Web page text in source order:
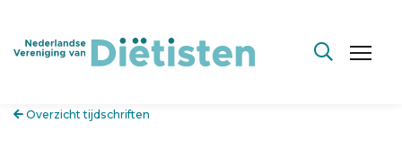
Overzicht tijdschriften